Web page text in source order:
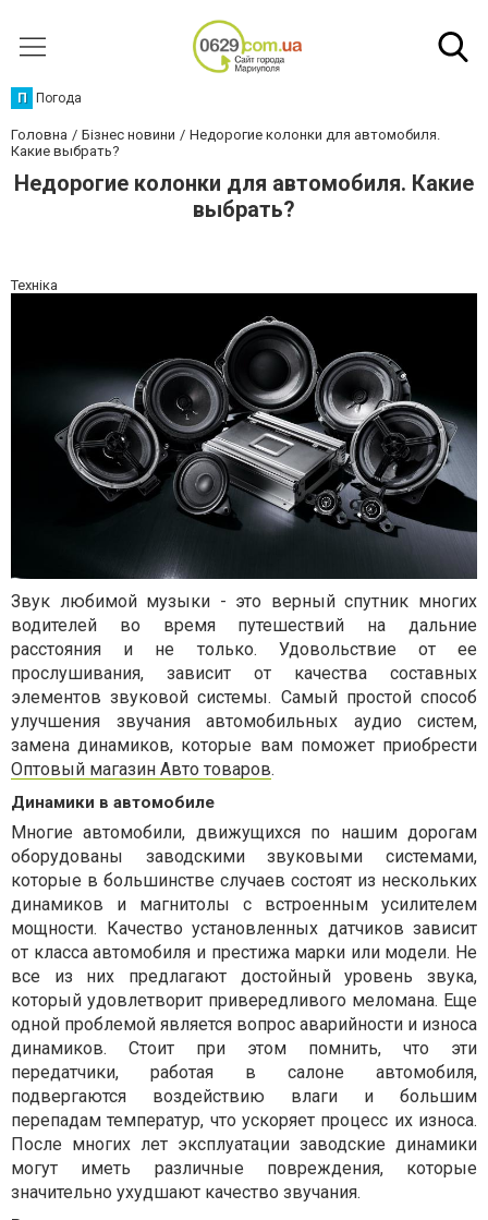
П Погода
Головна Бізнес новини
Недорогие колонки для автомобиля.
Какие выбрать?
Недорогие колонки для автомобиля. Какие
выбрать?
Техніка
Звук любимой музыки - это верный спутник многих
водителей во время путешествий на дальние
расстояния и не только. Удовольствие от ее
прослушивания, зависит от качества составных
элементов звуковой системы. Самый простой способ
улучшения звучания автомобильных аудио систем,
замена динамиков, которые вам поможет приобрести
Оптовый магазин Авто товаров.
Динамики в автомобиле
Многие автомобили, движущихся по нашим дорогам
оборудованы заводскими звуковыми системами,
которые в большинстве случаев состоят из нескольких
динамиков и магнитолы с встроенным усилителем
мощности. Качество установленных датчиков зависит
от класса автомобиля и престижа марки или модели. Не
все из них предлагают достойный уровень звука,
который удовлетворит привередливого меломана. Еще
одной проблемой является вопрос аварийности и износа
динамиков. Стоит при этом помнить, что эти
передатчики, работая в салоне автомобиля,
подвергаются воздействию влаги и большим
перепадам температур, что ускоряет процесс их износа.
После многих лет эксплуатации заводские динамики
могут иметь различные повреждения, которые
значительно ухудшают качество звучания.